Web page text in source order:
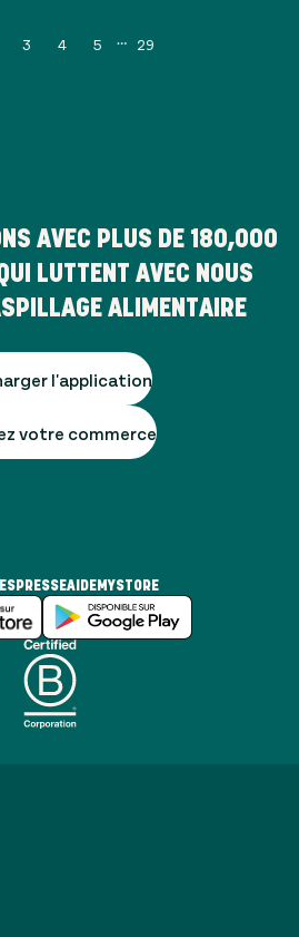
3 4 5 29
AVEC PLUS DE 180,000
LUTTENT AVEC NOUS
ALIMENTAIRE
l'application
votre commerce
PRESSEAIDEMYSTORE